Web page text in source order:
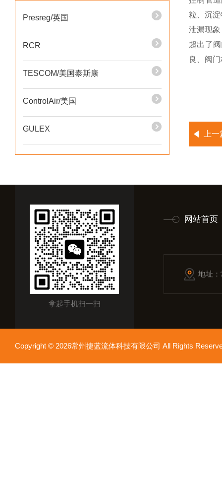
Presreg/英国
RCR
TESCOM/美国泰斯康
ControlAir/美国
GULEX
粒、沉
泄漏现
超出了
良、阀
上
拿起手机扫一扫
网站首页
地址
Copyright © 2026常州捷蓝流体科技有限公司 All Rights